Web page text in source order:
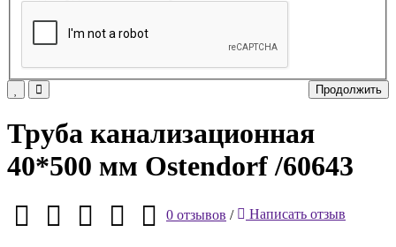
Продолжить
Труба канализационная
40*500 мм Ostendorf /60643
0 отзывов / Написать отзыв